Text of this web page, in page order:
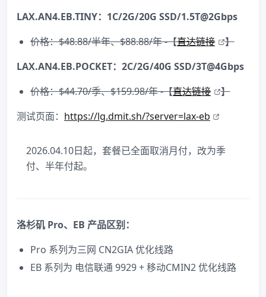
LAX.AN4.EB.TINY：1C/2G/20G SSD/1.5T@2Gbps
价格：$48.88/半年、$88.88/年 -【直达链接
】
LAX.AN4.EB.POCKET：2C/2G/40G SSD/3T@4Gbps
价格：$44.70/季、$159.98/年 -【直达链接
】
测试页面： https://lg.dmit.sh/?server=lax-eb
2026.04.10日起，套餐已全面取消月付，改为季
付、半年付起。
洛杉矶 Pro、EB 产品区别：
Pro 系列为三网 CN2GIA 优化线路
EB 系列为 电信联通 9929 + 移动CMIN2 优化线路